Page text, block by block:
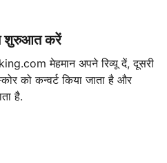
शुरुआत करें
मेहमान अपने रिव्यू दें, दूसरी
को कन्वर्ट किया जाता है और
है.